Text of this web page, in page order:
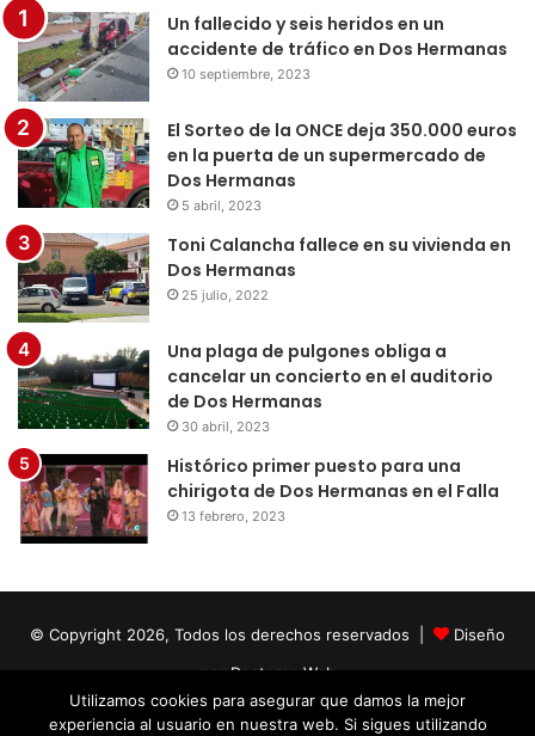
Un fallecido y seis heridos en un
accidente de tráfico en Dos Hermanas
10 septiembre, 2023
El Sorteo de la ONCE deja 350.000 euros
en la puerta de un supermercado de
Dos Hermanas
5 abril, 2023
Toni Calancha fallece en su vivienda en
Dos Hermanas
25 julio, 2022
Una plaga de pulgones obliga a
cancelar un concierto en el auditorio
de Dos Hermanas
30 abril, 2023
Histórico primer puesto para una
chirigota de Dos Hermanas en el Falla
13 febrero, 2023
© Copyright 2026, Todos los derechos reservados |
Diseño
por Doctores Web
Facebook
TwitterLinkedInYouTubeInstagram
Utilizamos cookies para asegurar que damos la mejor
experiencia al usuario en nuestra web. Si sigues utilizando